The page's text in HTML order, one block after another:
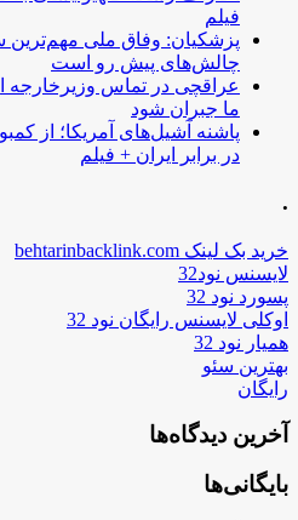
فیلم
پزشکیان: وفاق ملی مهم‌ترین
چالش‌های پیش رو است
عراقچی در تماس وزیرخارجه
ما جبران شود
پاشنه آشیل‌های آمریکا؛ از
در برابر ایران + فیلم
.
خرید بک لینک behtarinbacklink.com
لایسنس نود32
پسورد نود 32
اوکلی لایسنس رایگان نود 32
همیار نود 32
بهترین سئو
رایگان
آخرین دیدگاه‌ها
بایگانی‌ها